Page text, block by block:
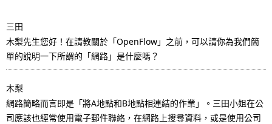
t
e
.
三田
木梨先生您好！在請教關於「OpenFlow」之前，可以請你為我們簡
單的說明一下所謂的「網路」是什麼嗎？
木梨
網路簡略而言即是「將A地點和B地點相連結的作業」。三田小姐在公
司應該也經常使用電子郵件聯絡，在網路上搜尋資料，或是使用公司